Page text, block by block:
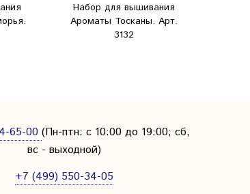
Набор для вышивания
Ароматы Тосканы. Арт.
3132
65-00 (Пн-птн: с 10:00 до 19:00; сб,
вс - выходной)
+7 (499) 550-34-05